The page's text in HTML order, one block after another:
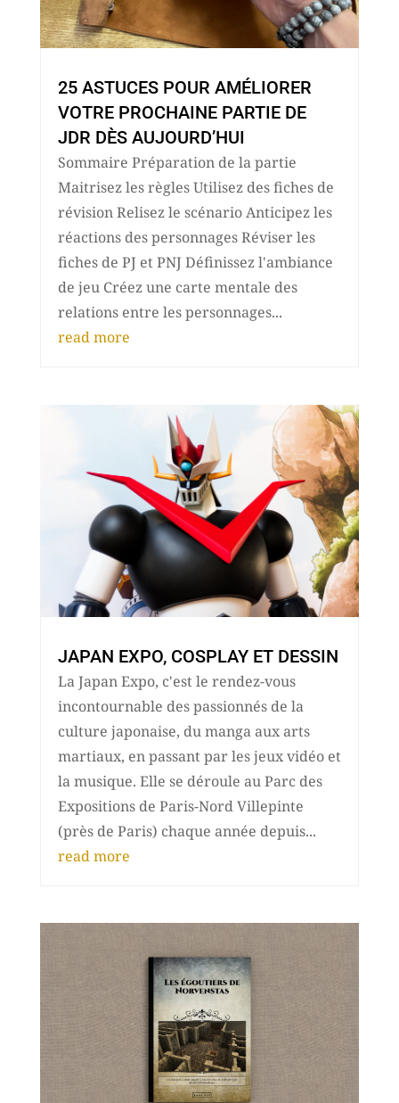
25 ASTUCES POUR AMÉLIORER
VOTRE PROCHAINE PARTIE DE
JDR DÈS AUJOURD’HUI
Sommaire Préparation de la partie
Maitrisez les règles Utilisez des fiches de
révision Relisez le scénario Anticipez les
réactions des personnages Réviser les
fiches de PJ et PNJ Définissez l'ambiance
de jeu Créez une carte mentale des
relations entre les personnages...
read more
JAPAN EXPO, COSPLAY ET DESSIN
La Japan Expo, c'est le rendez-vous
incontournable des passionnés de la
culture japonaise, du manga aux arts
martiaux, en passant par les jeux vidéo et
la musique. Elle se déroule au Parc des
Expositions de Paris-Nord Villepinte
(près de Paris) chaque année depuis...
read more